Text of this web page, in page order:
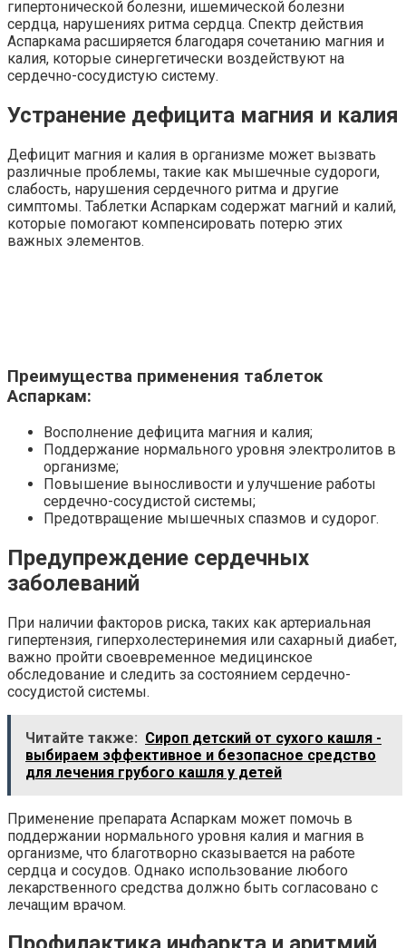
гипертонической болезни, ишемической болезни
сердца, нарушениях ритма сердца. Спектр действия
Аспаркама расширяется благодаря сочетанию магния и
калия, которые синергетически воздействуют на
сердечно-сосудистую систему.
Устранение дефицита магния и калия
Дефицит магния и калия в организме может вызвать
различные проблемы, такие как мышечные судороги,
слабость, нарушения сердечного ритма и другие
симптомы. Таблетки Аспаркам содержат магний и калий,
которые помогают компенсировать потерю этих
важных элементов.
Преимущества применения таблеток
Аспаркам:
Восполнение дефицита магния и калия;
Поддержание нормального уровня электролитов в
организме;
Повышение выносливости и улучшение работы
сердечно-сосудистой системы;
Предотвращение мышечных спазмов и судорог.
Предупреждение сердечных
заболеваний
При наличии факторов риска, таких как артериальная
гипертензия, гиперхолестеринемия или сахарный диабет,
важно пройти своевременное медицинское
обследование и следить за состоянием сердечно-
сосудистой системы.
Читайте также: Сироп детский от сухого кашля -
выбираем эффективное и безопасное средство
для лечения грубого кашля у детей
Применение препарата Аспаркам может помочь в
поддержании нормального уровня калия и магния в
организме, что благотворно сказывается на работе
сердца и сосудов. Однако использование любого
лекарственного средства должно быть согласовано с
лечащим врачом.